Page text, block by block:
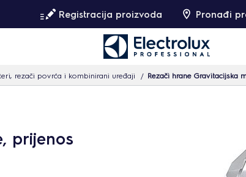
Registracija proizvoda Pronađi
rezači povrća i kombinirani uređaji Rezači hrane Gravitacijska
prijenos